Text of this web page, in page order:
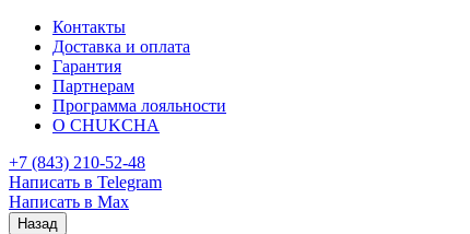
Контакты
Доставка и оплата
Гарантия
Партнерам
Программа лояльности
О CHUKCHA
+7 (843) 210-52-48
Написать в Telegram
Написать в Max
Назад